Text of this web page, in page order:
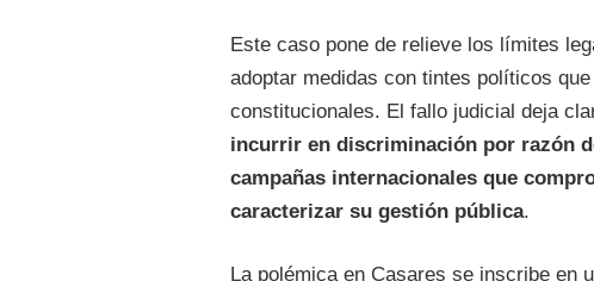
Este caso pone de relieve los límites
adoptar medidas con tintes políticos
constitucionales. El fallo judicial deja
incurrir en discriminación por razón
campañas internacionales que
caracterizar su gestión pública.
La polémica en Casares se inscribe en